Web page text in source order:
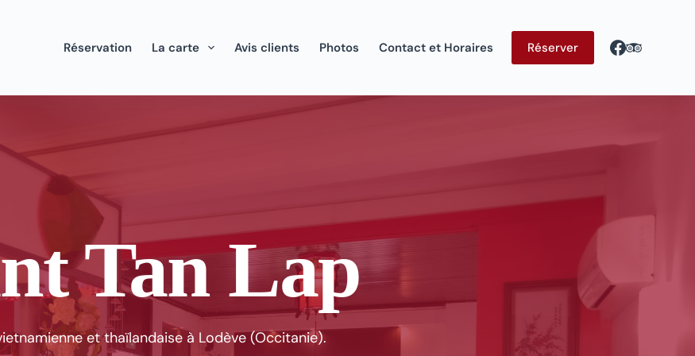
Réservation La carte Avis clients Photos Contact et Horaires Réserver
Tan Lap
et thaïlandaise à Lodève (Occitanie).